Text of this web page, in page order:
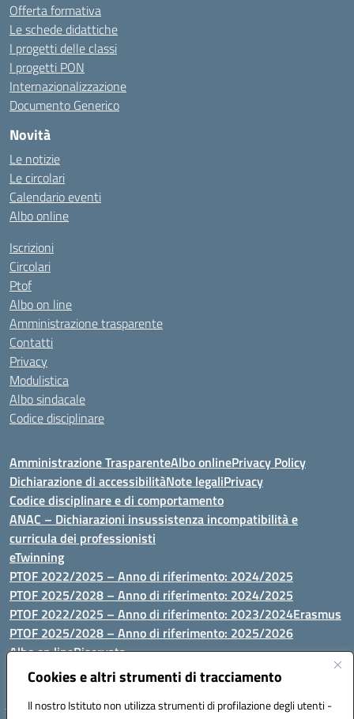
Cookies e altri strumenti di tracciamento
Il nostro Istituto non utilizza strumenti di profilazione degli utenti -
Offerta formativa
Le schede didattiche
I progetti delle classi
I progetti PON
Internazionalizzazione
Documento Generico
Novità
Le notizie
Le circolari
Calendario eventi
Albo online
Iscrizioni
Circolari
Ptof
Albo on line
Amministrazione trasparente
Contatti
Privacy
Modulistica
Albo sindacale
Codice disciplinare
Amministrazione TrasparenteAlbo onlinePrivacy Policy
Dichiarazione di accessibilitàNote legaliPrivacy
Codice disciplinare e di comportamento
ANAC – Dichiarazioni insussistenza incompatibilità e
curricula dei professionisti
eTwinning
PTOF 2022/2025 – Anno di riferimento: 2024/2025
PTOF 2025/2028 – Anno di riferimento: 2024/2025
PTOF 2022/2025 – Anno di riferimento: 2023/2024Erasmus
PTOF 2025/2028 – Anno di riferimento: 2025/2026
Albo on lineRiservata
P.N. Dotazione di attrezzature per le palestre